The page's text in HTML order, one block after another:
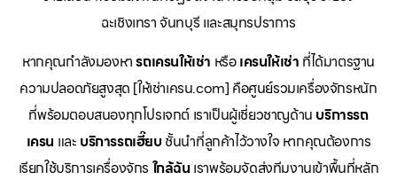
ฉะเชิงเทรา จันทบุรี และสมุทรปราการ
หากคุณกำลังมองหารถเครนให้เช่า หรือเครนให้เช่า ที่ได้มาตรฐาน
ความปลอดภัยสูงสุด [ให้เช่าเครน.com] คือศูนย์รวมเครื่องจักรหนัก
ที่พร้อมตอบสนองทุกโปรเจกต์ เราเป็นผู้เชี่ยวชาญด้าน บริการรถ
เครน และ บริการรถเฮี๊ยบ ชั้นนำที่ลูกค้าไว้วางใจ หากคุณต้องการ
เรียกใช้บริการเครื่องจักร ใกล้ฉัน เราพร้อมจัดส่งทีมงานเข้าพื้นที่หลัก